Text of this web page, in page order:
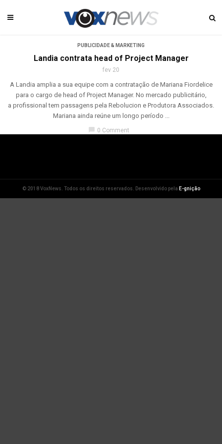
PUBLICIDADE & MARKETING
Landia contrata head of Project Manager
fev 20
A Landia amplia a sua equipe com a contratação de Mariana Fiordelice
para o cargo de head of Project Manager. No mercado publicitário,
a profissional tem passagens pela Rebolucion e Produtora Associados.
Mariana ainda reúne um longo período ...
chat_bubble 0 Comment
© 2018 VoxNews. Todos os direitos reservados. Desenvolvido pela E-gnição